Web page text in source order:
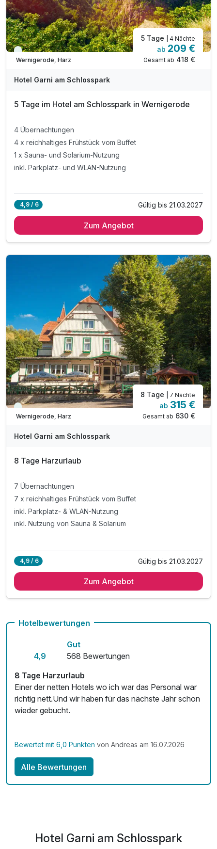
Viele Termine frei
Wernigerode, Harz
5 Tage | 4 Nächte
ab 209 €
Gesamt ab 418 €
Hotel Garni am Schlosspark
5 Tage im Hotel am Schlosspark in Wernigerode
4 Übernachtungen
4 x reichhaltiges Frühstück vom Buffet
1 x Sauna- und Solarium-Nutzung
inkl. Parkplatz- und WLAN-Nutzung
4,9 / 6 Gültig bis 21.03.2027
Zum Angebot
Viele Termine frei
Wernigerode, Harz
8 Tage | 7 Nächte
ab 315 €
Gesamt ab 630 €
Hotel Garni am Schlosspark
8 Tage Harzurlaub
7 Übernachtungen
7 x reichhaltiges Frühstück vom Buffet
inkl. Parkplatz- & WLAN-Nutzung
inkl. Nutzung von Sauna & Solarium
4,9 / 6 Gültig bis 21.03.2027
Zum Angebot
Hotelbewertungen
4,9
Gut
568 Bewertungen
8 Tage Harzurlaub
Einer der netten Hotels wo ich war das Personal war
richtig nett.Und wir haben für das nächste Jahr schon
wieder gebucht.
Bewertet mit 6,0 Punkten von Andreas am 16.07.2026
Alle Bewertungen
Hotel Garni am Schlosspark